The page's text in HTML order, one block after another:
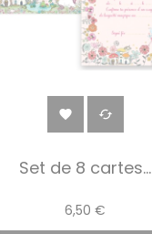
 
Set de 8 cartes...
6,50 €